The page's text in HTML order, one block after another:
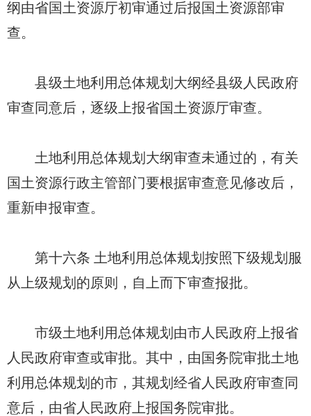
纲由省国土资源厅初审通过后报国土资源部审
查。
县级土地利用总体规划大纲经县级人民政府
审查同意后，逐级上报省国土资源厅审查。
土地利用总体规划大纲审查未通过的，有关
国土资源行政主管部门要根据审查意见修改后，
重新申报审查。
第十六条 土地利用总体规划按照下级规划服
从上级规划的原则，自上而下审查报批。
市级土地利用总体规划由市人民政府上报省
人民政府审查或审批。其中，由国务院审批土地
利用总体规划的市，其规划经省人民政府审查同
意后，由省人民政府上报国务院审批。